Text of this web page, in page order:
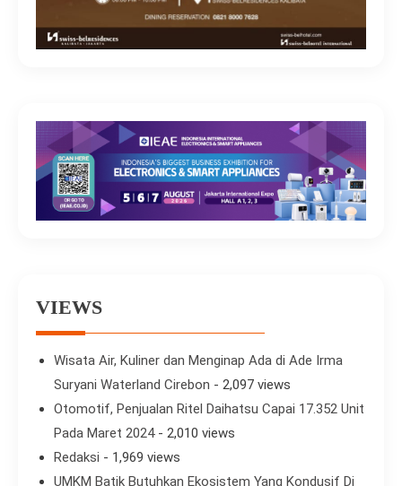
VIEWS
Wisata Air, Kuliner dan Menginap Ada di Ade Irma
Suryani Waterland Cirebon - 2,097 views
Otomotif, Penjualan Ritel Daihatsu Capai 17.352 Unit
Pada Maret 2024- 2,010 views
Redaksi - 1,969 views
UMKM Batik Butuhkan Ekosistem Yang Kondusif Di